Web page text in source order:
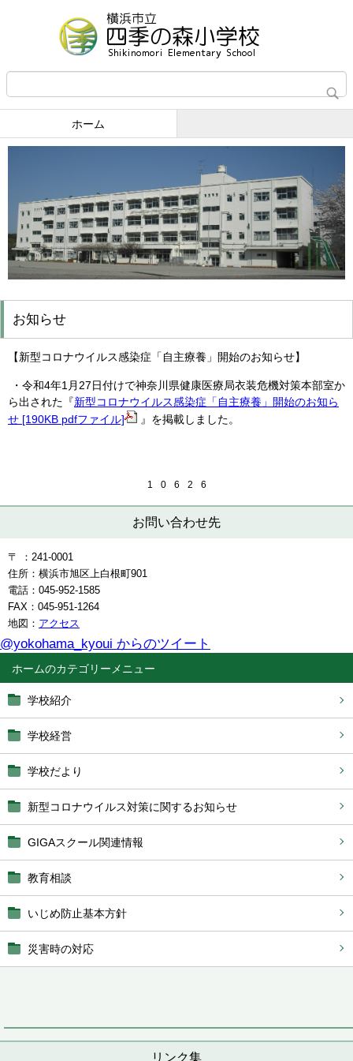
ホーム
ホーム
学校紹介
学校経営
学校だより
新型コロナウイルス対策に関するお知らせ
GIGAスクール関連情報
教育相談
いじめ防止基本方針
災害時の対応
リンク集
お知らせ
【新型コロナウイルス感染症「自主療養」開始のお知らせ】
・令和4年1月27日付けで神奈川県健康医療局衣装危機対策本部室か
ら出された『新型コロナウイルス感染症「自主療養」開始のお知ら
せ [190KB pdfファイル]
』を掲載しました。
1 0 6 2 6
お問い合わせ先
〒 ：241-0001
住所：横浜市旭区上白根町901
電話：045-952-1585
FAX：045-951-1264
地図： アクセス
@yokohama_kyoui からのツイート